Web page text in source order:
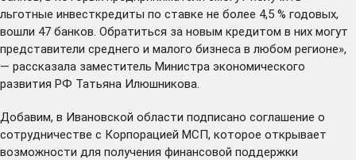
льготные инвесткредиты по ставке не более 4,5 % годовых,
вошли 47 банков . Обратиться за новым кредитом в них могут
представители среднего и малого бизнеса в любом регионе»,
— рассказала заместитель Министра экономического
развития РФ Татьяна Илюшникова.
Добавим, в Ивановской области подписано соглашение о
сотрудничестве с Корпорацией МСП, которое открывает
возможности для получения финансовой поддержки